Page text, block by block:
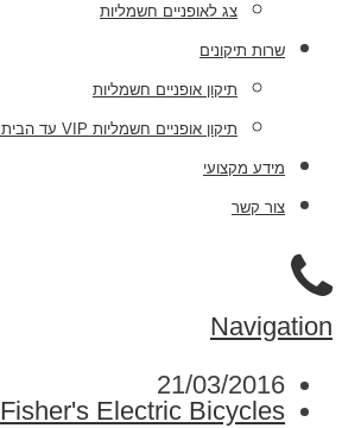
צג לאופניים חשמליות
שרות תיקונים
תיקון אופניים חשמליות
תיקון אופניים חשמליות VIP עד הבית 03-6918944
מידע מקצועי
צור קשר
Navigation
21/03/2016
Fisher's Electric Bicycles